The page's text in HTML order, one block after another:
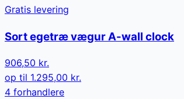
Gratis levering
Sort egetræ vægur A-wall clock
906,50 kr.
op til 1.295,00 kr.
4 forhandlere